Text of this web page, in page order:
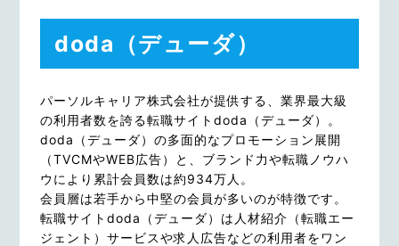
doda（デューダ）
パーソルキャリア株式会社が提供する、業界最大級
の利用者数を誇る転職サイトdoda（デューダ）。
doda（デューダ）の多面的なプロモーション展開
（TVCMやWEB広告）と、ブランド力や転職ノウハ
ウにより累計会員数は約934万人。
会員層は若手から中堅の会員が多いのが特徴です。
転職サイトdoda（デューダ）は人材紹介（転職エー
ジェント）サービスや求人広告などの利用者をワン